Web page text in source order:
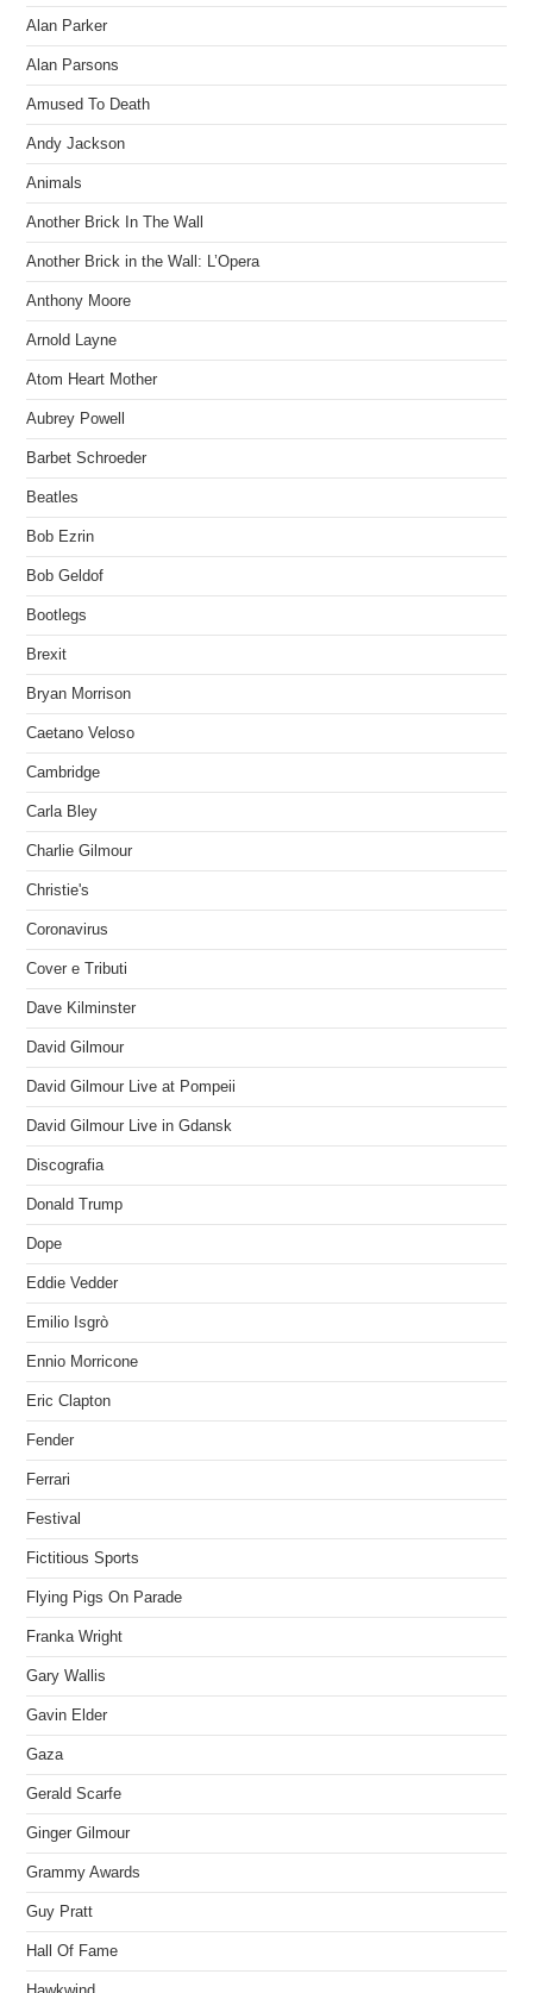
Alan Parker
Alan Parsons
Amused To Death
Andy Jackson
Animals
Another Brick In The Wall
Another Brick in the Wall: L’Opera
Anthony Moore
Arnold Layne
Atom Heart Mother
Aubrey Powell
Barbet Schroeder
Beatles
Bob Ezrin
Bob Geldof
Bootlegs
Brexit
Bryan Morrison
Caetano Veloso
Cambridge
Carla Bley
Charlie Gilmour
Christie's
Coronavirus
Cover e Tributi
Dave Kilminster
David Gilmour
David Gilmour Live at Pompeii
David Gilmour Live in Gdansk
Discografia
Donald Trump
Dope
Eddie Vedder
Emilio Isgrò
Ennio Morricone
Eric Clapton
Fender
Ferrari
Festival
Fictitious Sports
Flying Pigs On Parade
Franka Wright
Gary Wallis
Gavin Elder
Gaza
Gerald Scarfe
Ginger Gilmour
Grammy Awards
Guy Pratt
Hall Of Fame